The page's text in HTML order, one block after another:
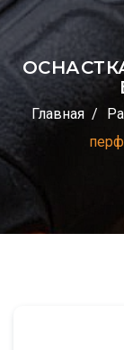
Главная